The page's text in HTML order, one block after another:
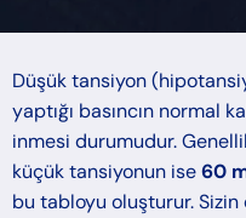
Düşük tansiyon
yaptığı basıncın normal
inmesi durumudur.
küçük tansiyonun ise60
bu tabloyu oluşturur.